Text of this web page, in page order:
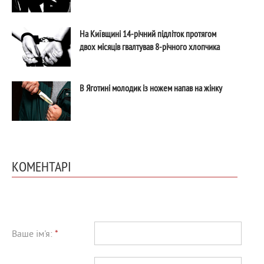
На Київщині 14-річний підліток протягом
двох місяців гвалтував 8-річного хлопчика
В Яготині молодик із ножем напав на жінку
КОМЕНТАРІ
Ваше ім'я: *